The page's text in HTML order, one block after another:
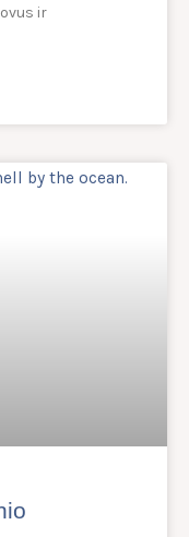
ir